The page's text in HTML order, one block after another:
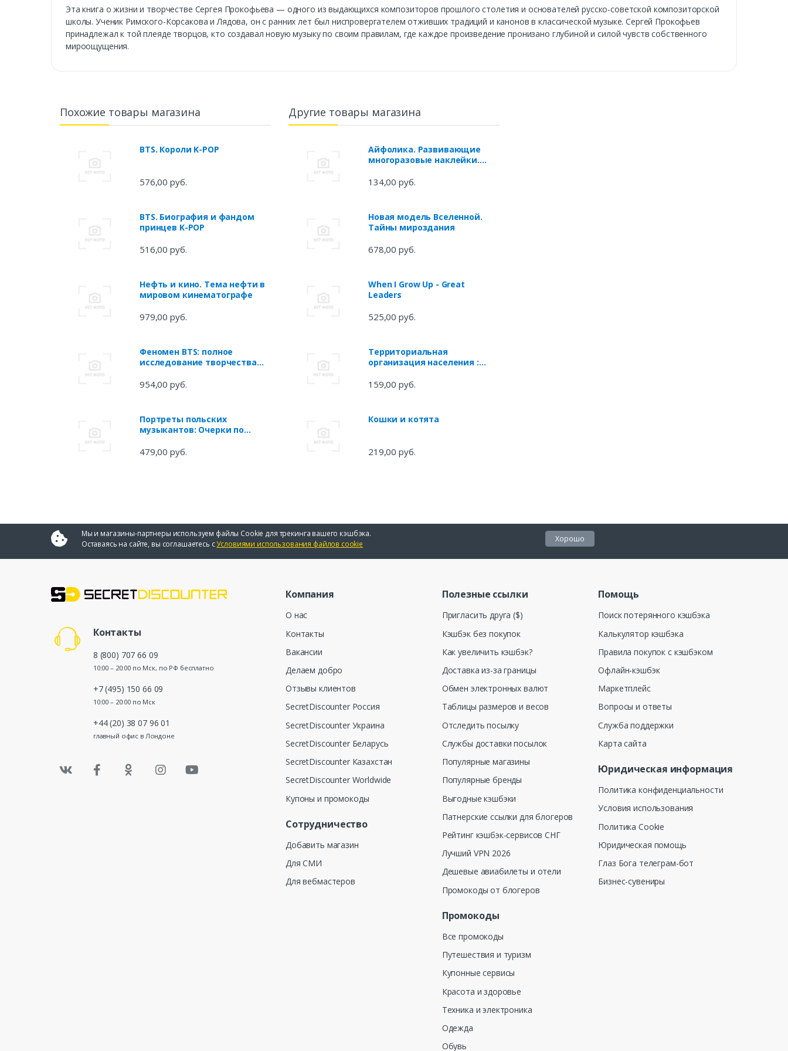
Эта книга о жизни и творчестве Сергея Прокофьева — одного из выдающихся композиторов прошлого столетия и основателей русско-советской композиторской
школы. Ученик Римского-Корсакова и Лядова, он с ранних лет был ниспровергателем отживших традиций и канонов в классической музыке. Сергей Прокофьев
принадлежал к той плеяде творцов, кто создавал новую музыку по своим правилам, где каждое произведение пронизано глубиной и силой чувств собственного
мироощущения.
Похожие товары магазина
BTS. Короли K-POP
576,00 руб.
BTS. Биография и фандом
принцев K-POP
516,00 руб.
Нефть и кино. Тема нефти в
мировом кинематографе
979,00 руб.
Феномен BTS: полное
исследование творчества
954,00 руб.
Портреты польских
музыкантов: Очерки по
музыкальной культуры
479,00 руб.
Другие товары магазина
Айфолика. Развивающие
многоразовые наклейки.
134,00 руб.
Новая модель Вселенной.
Тайны мироздания
678,00 руб.
When I Grow Up - Great
Leaders
525,00 руб.
Территориальная
организация населения :
комплекс.
159,00 руб.
Кошки и котята
219,00 руб.
Мы и магазины-партнеры используем файлы Cookie для трекинга вашего кэшбэка.
Оставаясь на сайте, вы соглашаетесь сУсловиями использования файлов cookie
Хорошо
Контакты
8 (800) 707 66 09
10:00 – 20:00 по Мск, по РФ бесплатно
+7 (495) 150 66 09
10:00 – 20:00 по Мск
+44 (20) 38 07 96 01
главный офис в Лондоне
Компания
О нас
Контакты
Вакансии
Делаем добро
Отзывы клиентов
SecretDiscounter Россия
SecretDiscounter Украина
SecretDiscounter Беларусь
SecretDiscounter Казахстан
SecretDiscounter Worldwide
Купоны и промокоды
Сотрудничество
Добавить магазин
Для СМИ
Для вебмастеров
Полезные ссылки
Пригласить друга ($)
Кэшбэк без покупок
Как увеличить кэшбэк?
Доставка из-за границы
Обмен электронных валют
Таблицы размеров и весов
Отследить посылку
Службы доставки посылок
Популярные магазины
Популярные бренды
Выгодные кэшбэки
Патнерские ссылки для блогеров
Рейтинг кэшбэк-сервисов СНГ
Лучший VPN 2026
Дешевые авиабилеты и отели
Промокоды от блогеров
Промокоды
Все промокоды
Путешествия и туризм
Купонные сервисы
Красота и здоровье
Техника и электроника
Одежда
Обувь
Помощь
Поиск потерянного кэшбэка
Калькулятор кэшбэка
Правила покупок с кэшбэком
Офлайн-кэшбэк
Маркетплейс
Вопросы и ответы
Служба поддержки
Карта сайта
Юридическая информация
Политика конфиденциальности
Условия использования
Политика Cookie
Юридическая помощь
Глаз Бога телеграм-бот
Бизнес-сувениры